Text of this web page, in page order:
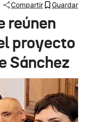
Compartir Guardar
reúnen
proyecto
Sánchez